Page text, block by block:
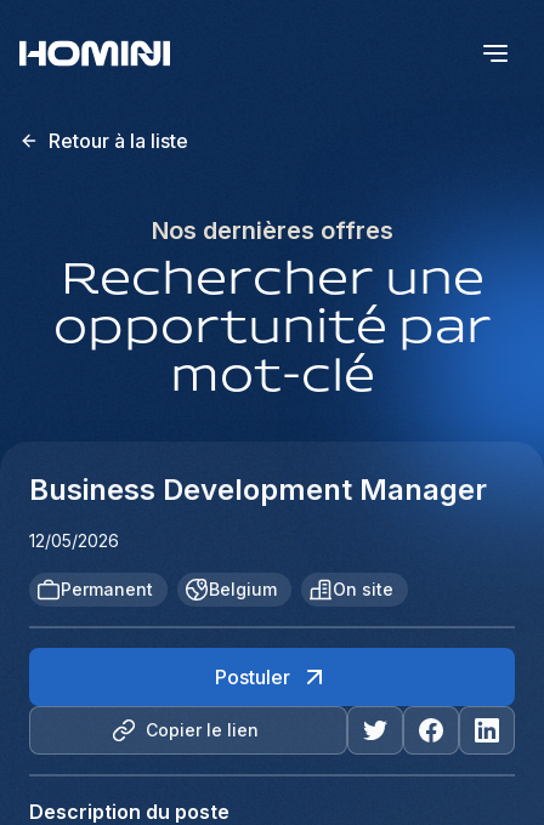
Retour à la liste
Nos dernières offres
Rechercher une
opportunité par
mot-clé
Business Development Manager
12/05/2026
Permanent Belgium On site
Copier le lien
Postuler
Description du poste